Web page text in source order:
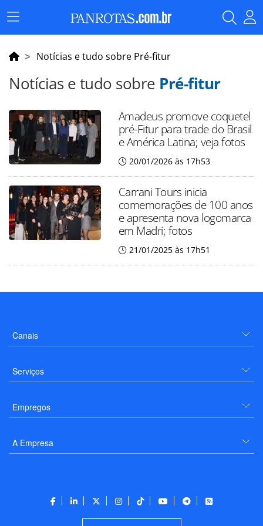
Menu
Principal
Notícias e tudo sobre Pré-fitur
Notícias e tudo sobre Pré-fitur
Amadeus promove coquetel
pré-Fitur para trade do Brasil
e América Latina; veja fotos
20/01/2026 às 17h53
Carrani Tours inicia
comemorações de 100 anos
e apresenta nova logomarca
em Madri; fotos
21/01/2025 às 17h51
Canais
Serviços
Empregos
A Empresa